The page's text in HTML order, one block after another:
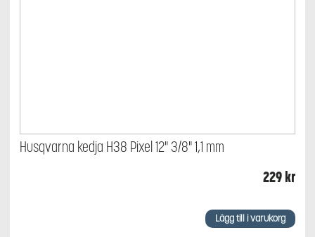
Husqvarna kedja H38 Pixel 12" 3/8" 1,1 mm
229 kr
Lägg till i varukorg